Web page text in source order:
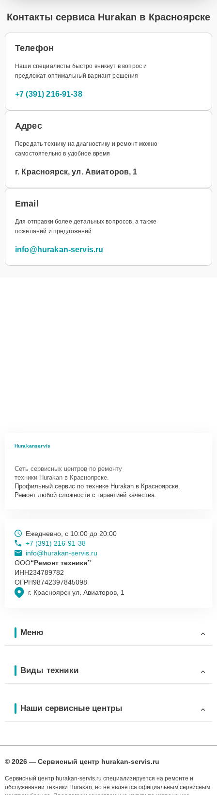
Контакты сервиса Hurakan в Красноярске
Телефон
Наши специалисты быстро вникнут в вопрос и
предложат оптимальный вариант решения
+7 (391) 216-91-38
Адрес
Передать технику на диагностику и ремонт можно
самостоятельно в удобное время
г. Красноярск, ул. Авиаторов, 1
Email
Для отправки более детальных вопросов, а также
пожеланий и предложений
info@hurakan-servis.ru
Hurakanservis
Сеть сервисных центров по ремонту
техники Hurakan в Красноярске.
Профильный сервис по технике Hurakan в Красноярске.
Ремонт любой сложности с гарантией качества.
г. Красноярск ул. Авиаторов, 1
Ежедневно, с 10:00 до 20:00
+7 (391) 216-91-38
info@hurakan-servis.ru
ООО“Ремонт техники”
ИНН234789782
ОГРН98742397845098
Меню
Виды техники
Наши сервисные центры
© 2026 — Сервисный центр hurakan-servis.ru
Сервисный центр hurakan-servis.ru специализируется на ремонте и
обслуживании техники Hurakan, но не является официальным сервисным